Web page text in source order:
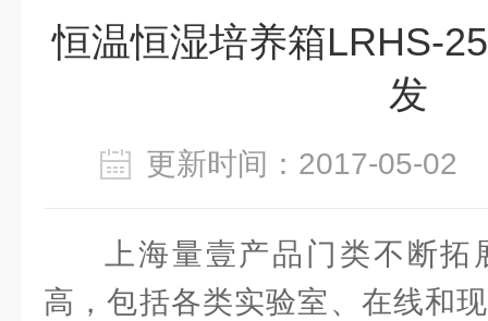
恒温恒湿培养箱LRHS-
发
更新时间：2017-05-
上海量壹产品门类不断
高，包括各类实验室、在线和